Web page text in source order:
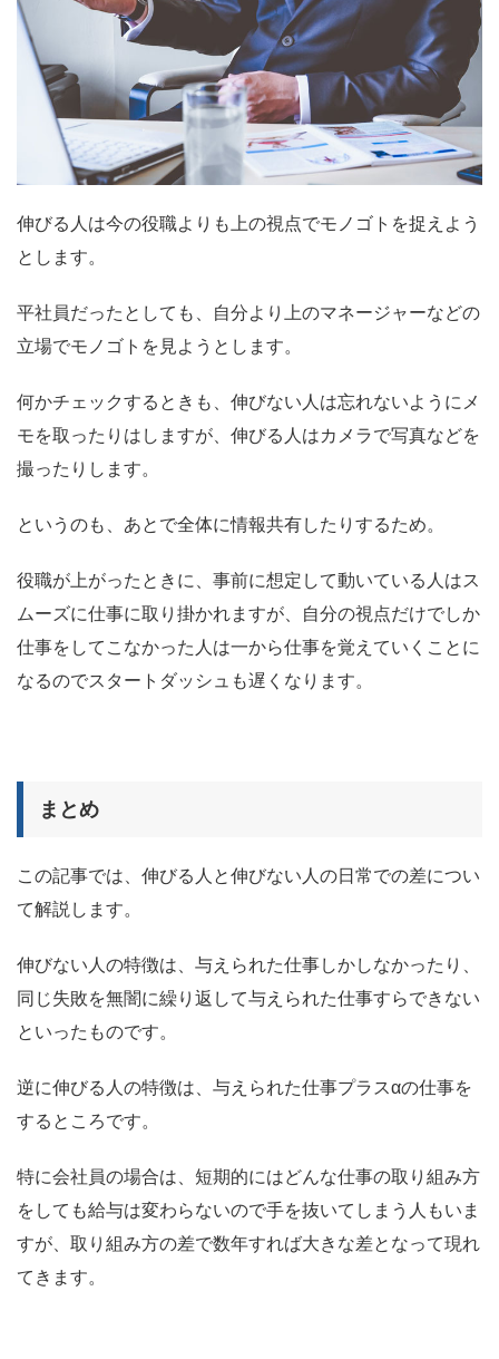
伸びる人は今の役職よりも上の視点でモノゴトを捉えよう
とします。
平社員だったとしても、自分より上のマネージャーなどの
立場でモノゴトを見ようとします。
何かチェックするときも、伸びない人は忘れないようにメ
モを取ったりはしますが、伸びる人はカメラで写真などを
撮ったりします。
というのも、あとで全体に情報共有したりするため。
役職が上がったときに、事前に想定して動いている人はス
ムーズに仕事に取り掛かれますが、自分の視点だけでしか
仕事をしてこなかった人は一から仕事を覚えていくことに
なるのでスタートダッシュも遅くなります。
まとめ
この記事では、伸びる人と伸びない人の日常での差につい
て解説します。
伸びない人の特徴は、与えられた仕事しかしなかったり、
同じ失敗を無闇に繰り返して与えられた仕事すらできない
といったものです。
逆に伸びる人の特徴は、与えられた仕事プラスαの仕事を
するところです。
特に会社員の場合は、短期的にはどんな仕事の取り組み方
をしても給与は変わらないので手を抜いてしまう人もいま
すが、取り組み方の差で数年すれば大きな差となって現れ
てきます。